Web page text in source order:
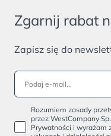
Zgarnij rabat
Zapisz się do
Rozumiem zasady
przez WestCompany
Prywatności i wyrażam